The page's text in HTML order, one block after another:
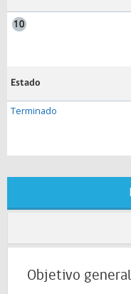
Estado
Terminado
Objetivo general